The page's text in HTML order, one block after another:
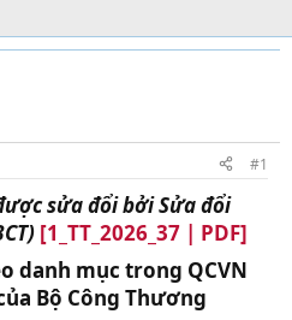
#1
sửa đổi bởi Sửa đổi
[1_TT_2026_37 | PDF]
danh mục trong QCVN
Bộ Công Thương​